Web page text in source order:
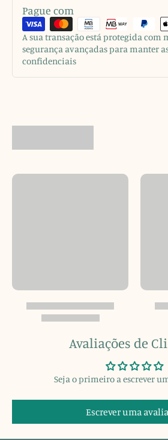
Pague com
A sua transação está protegida com
segurança avançadas para manter
confidenciais
Avaliações de
Seja o primeiro a escrever
Escrever uma